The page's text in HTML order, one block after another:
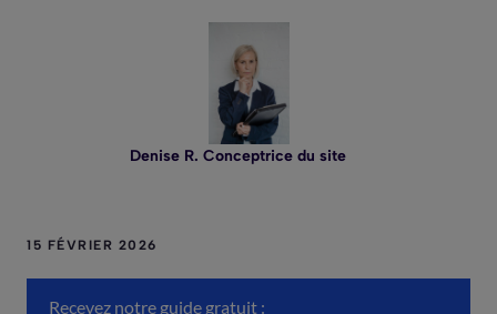
Denise R. Conceptrice du site
15 FÉVRIER 2026